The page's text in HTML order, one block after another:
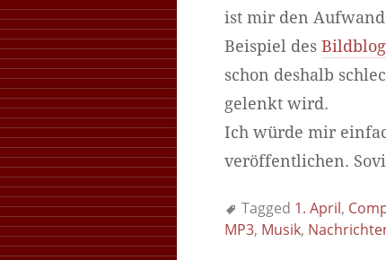
ist mir den
Beispiel des
schon deshalb
gelenkt wird.
Ich würde mir
veröffentlichen.
Tagged 1. April,
MP3, Musik,